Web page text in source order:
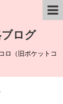
ログ
ロ（旧ポケットコ